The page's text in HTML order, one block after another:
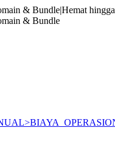
& Bundle|Hemat hingga
& Bundle
>